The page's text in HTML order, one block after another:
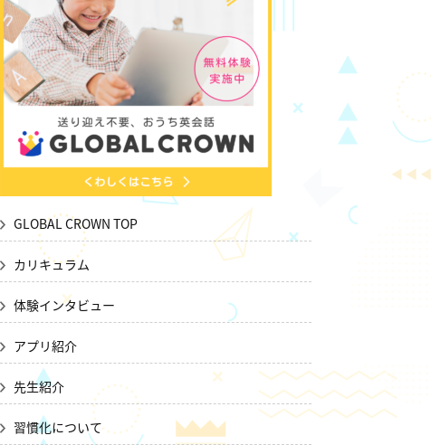
GLOBAL CROWN TOP
カリキュラム
体験インタビュー
アプリ紹介
先生紹介
習慣化について